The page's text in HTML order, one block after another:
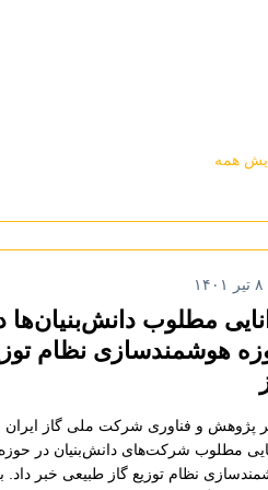
همه
۸ تیر ۱۴۰۱
مطلوب دانش‌بنیان‌ها
هوشمندسازی نظام
پژوهش و فناوری شرکت ملی گاز ایران
مطلوب شرکت‌های دانش‌بنیان‌ در حوزه
نظام توزیع گاز طبیعی خبر داد.